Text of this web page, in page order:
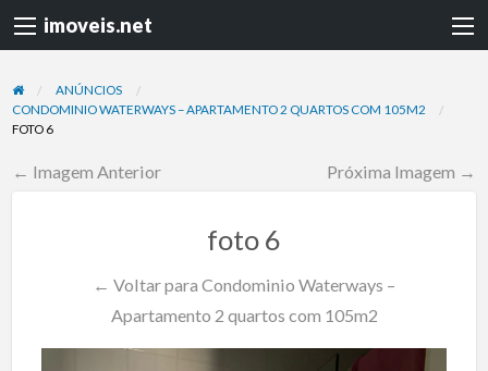
imoveis.net
ANÚNCIOS
CONDOMINIO WATERWAYS – APARTAMENTO 2 QUARTOS COM 105M2
FOTO 6
← Imagem Anterior Próxima Imagem →
foto 6
← Voltar para Condominio Waterways –
Apartamento 2 quartos com 105m2